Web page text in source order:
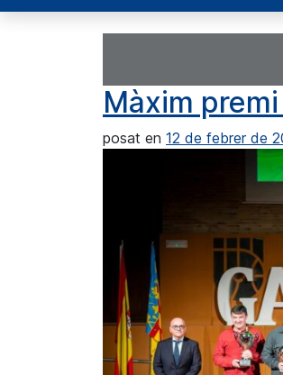
Màxim
posat en 12 de febrer de